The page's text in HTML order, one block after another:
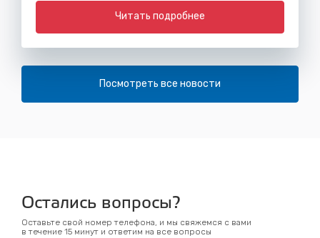
Читать подробнее
Посмотреть все новости
Остались вопросы?
Оставьте свой номер телефона, и мы свяжемся с вами
в течение 15 минут и ответим на все вопросы